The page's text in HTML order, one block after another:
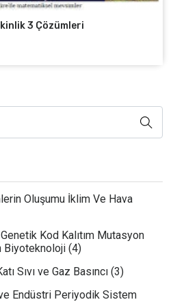
3 Çözümleri
Oluşumu İklim Ve Hava
Kod Kalıtım Mutasyon
Biyoteknoloji (4)
Sıvı ve Gaz Basıncı (3)
Endüstri Periyodik Sistem